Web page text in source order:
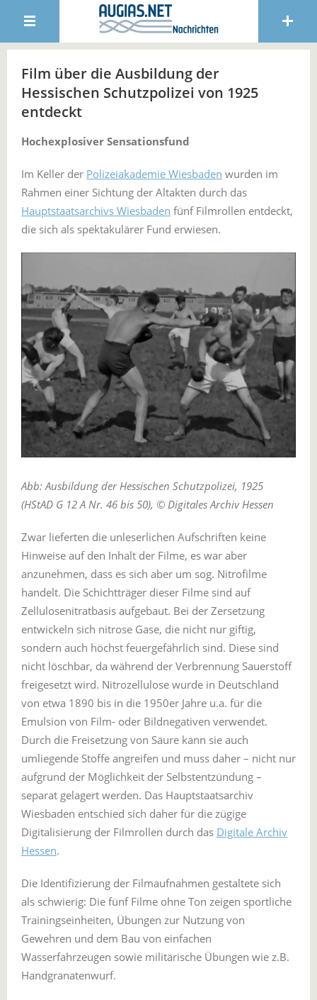
Film über die Ausbildung der
Hessischen Schutzpolizei von 1925
entdeckt
Hochexplosiver Sensationsfund
Im Keller der Polizeiakademie Wiesbaden wurden im
Rahmen einer Sichtung der Altakten durch das
Hauptstaatsarchivs Wiesbaden fünf Filmrollen entdeckt,
die sich als spektakulärer Fund erwiesen.
Abb: Ausbildung der Hessischen Schutzpolizei, 1925
(HStAD G 12 A Nr. 46 bis 50), © Digitales Archiv Hessen
Zwar lieferten die unleserlichen Aufschriften keine
Hinweise auf den Inhalt der Filme, es war aber
anzunehmen, dass es sich aber um sog. Nitrofilme
handelt. Die Schichtträger dieser Filme sind auf
Zellulosenitratbasis aufgebaut. Bei der Zersetzung
entwickeln sich nitrose Gase, die nicht nur giftig,
sondern auch höchst feuergefährlich sind. Diese sind
nicht löschbar, da während der Verbrennung Sauerstoff
freigesetzt wird. Nitrozellulose wurde in Deutschland
von etwa 1890 bis in die 1950er Jahre u.a. für die
Emulsion von Film- oder Bildnegativen verwendet.
Durch die Freisetzung von Säure kann sie auch
umliegende Stoffe angreifen und muss daher – nicht nur
aufgrund der Möglichkeit der Selbstentzündung –
separat gelagert werden. Das Hauptstaatsarchiv
Wiesbaden entschied sich daher für die zügige
Digitalisierung der Filmrollen durch das Digitale Archiv
Hessen.
Die Identifizierung der Filmaufnahmen gestaltete sich
als schwierig: Die fünf Filme ohne Ton zeigen sportliche
Trainingseinheiten, Übungen zur Nutzung von
Gewehren und dem Bau von einfachen
Wasserfahrzeugen sowie militärische Übungen wie z.B.
Handgranatenwurf.